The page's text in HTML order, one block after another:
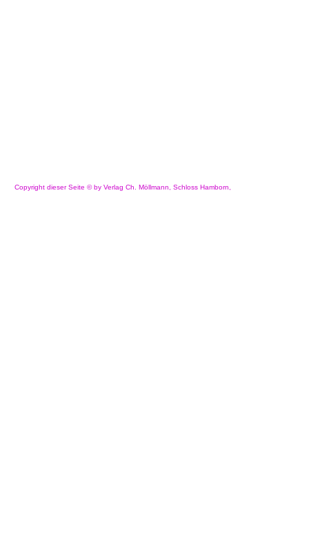
Copyright dieser Seite © by Verlag Ch. Möllmann, Schloss Hamborn,